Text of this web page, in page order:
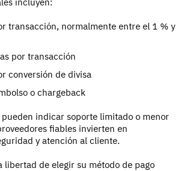
transacción, normalmente entre el 1 % y
por transacción
conversión de divisa
o chargeback
pueden indicar soporte limitado o menor
fiables invierten en
y atención al cliente.
libertad de elegir su método de pago